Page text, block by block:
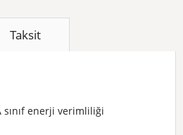
Taksit
sınıf enerji verimliliği